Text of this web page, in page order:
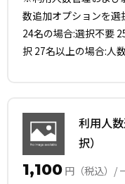
数追加オプションを選
24名の場合:選択不要
択 27名以上の場合:人
利用人
択）
1,100 円（税込）/